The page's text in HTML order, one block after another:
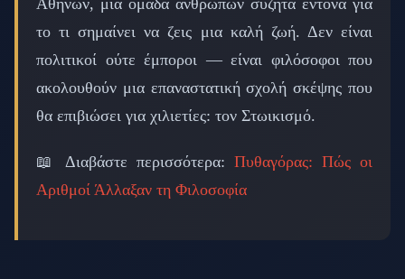
το τι σημαίνει να ζεις μια καλή ζωή. Δεν είναι
πολιτικοί ούτε έμποροι — είναι φιλόσοφοι που
ακολουθούν μια επαναστατική σχολή σκέψης που
θα επιβιώσει για χιλιετίες: τον Στωικισμό.
📖 Διαβάστε περισσότερα: Πυθαγόρας: Πώς οι
Αριθμοί Άλλαξαν τη Φιλοσοφία